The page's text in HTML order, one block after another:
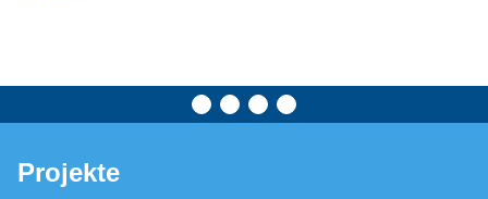
Projekte